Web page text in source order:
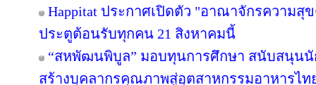
Happitat ประกาศเปิดตัว "อาณาจักรความ
ประตูต้อนรับทุกคน 21 สิงหาคมนี้
“สหพัฒนพิบูล” มอบทุนการศึกษา สนับสนุนนั
สร้างบุคลากรคุณภาพสู่อุตสาหกรรมอาหารไท